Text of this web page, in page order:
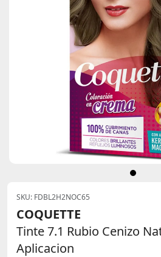
SKU: FDBL2H2NOC65
COQUETTE
Tinte 7.1 Rubio Cenizo
Aplicacion